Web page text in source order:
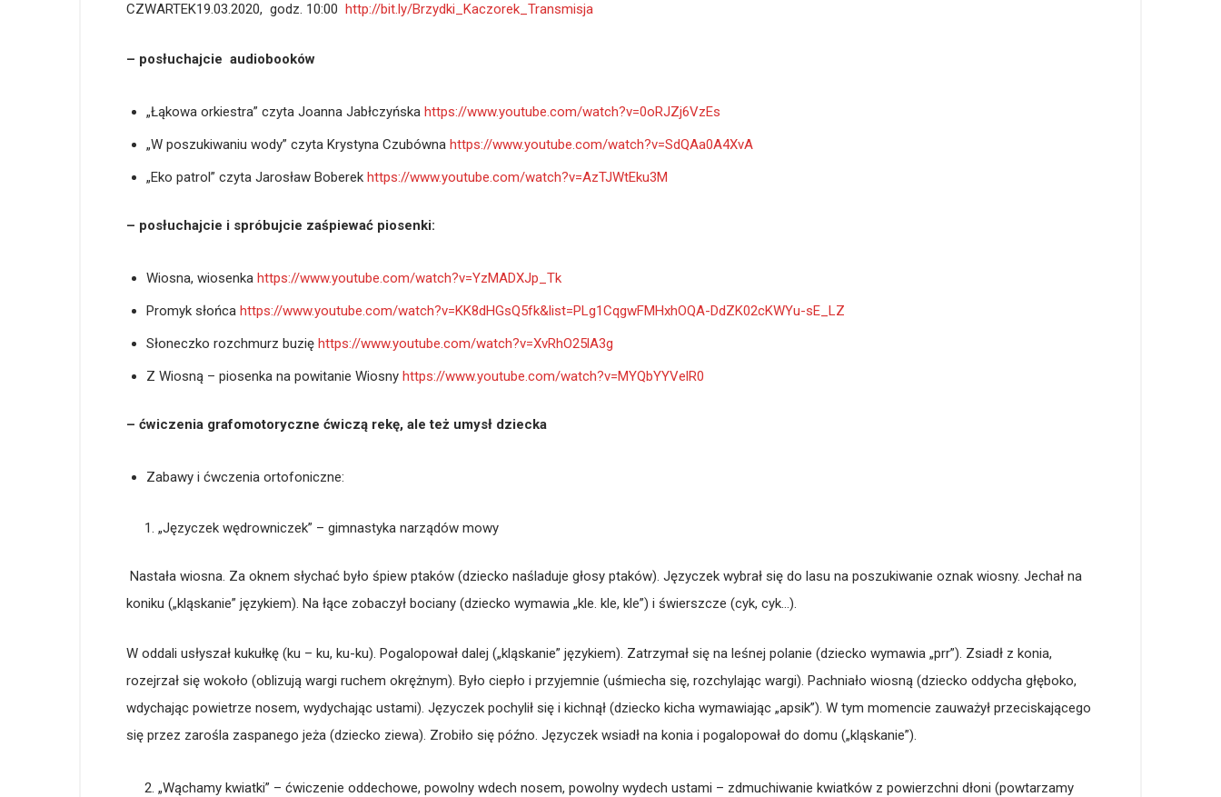
CZWARTEK19.03.2020, godz. 10:00 http://bit.ly/Brzydki_Kaczorek_Transmisja
– posłuchajcie audiobooków
„Łąkowa orkiestra” czyta Joanna Jabłczyńska https://www.youtube.com/watch?v=0oRJZj6VzEs
„W poszukiwaniu wody” czyta Krystyna Czubówna https://www.youtube.com/watch?v=SdQAa0A4XvA
„Eko patrol” czyta Jarosław Boberek https://www.youtube.com/watch?v=AzTJWtEku3M
– posłuchajcie i spróbujcie zaśpiewać piosenki:
Wiosna, wiosenka https://www.youtube.com/watch?v=YzMADXJp_Tk
Promyk słońca https://www.youtube.com/watch?v=KK8dHGsQ5fk&list=PLg1CqgwFMHxhOQA-DdZK02cKWYu-sE_LZ
Słoneczko rozchmurz buzię https://www.youtube.com/watch?v=XvRhO25lA3g
Z Wiosną – piosenka na powitanie Wiosny https://www.youtube.com/watch?v=MYQbYYVelR0
– ćwiczenia grafomotoryczne ćwiczą rekę, ale też umysł dziecka
Zabawy i ćwczenia ortofoniczne:
„Języczek wędrowniczek” – gimnastyka narządów mowy
Nastała wiosna. Za oknem słychać było śpiew ptaków (dziecko naśladuje głosy ptaków). Języczek wybrał się do lasu na poszukiwanie oznak wiosny. Jechał na
koniku („kląskanie” językiem). Na łące zobaczył bociany (dziecko wymawia „kle. kle, kle”) i świerszcze (cyk, cyk…).
W oddali usłyszał kukułkę (ku – ku, ku-ku). Pogalopował dalej („kląskanie” językiem). Zatrzymał się na leśnej polanie (dziecko wymawia „prr”). Zsiadł z konia,
rozejrzał się wokoło (oblizują wargi ruchem okrężnym). Było ciepło i przyjemnie (uśmiecha się, rozchylając wargi). Pachniało wiosną (dziecko oddycha głęboko,
wdychając powietrze nosem, wydychając ustami). Języczek pochylił się i kichnął (dziecko kicha wymawiając „apsik”). W tym momencie zauważył przeciskającego
się przez zarośla zaspanego jeża (dziecko ziewa). Zrobiło się późno. Języczek wsiadł na konia i pogalopował do domu („kląskanie”).
„Wąchamy kwiatki” – ćwiczenie oddechowe, powolny wdech nosem, powolny wydech ustami – zdmuchiwanie kwiatków z powierzchni dłoni (powtarzamy